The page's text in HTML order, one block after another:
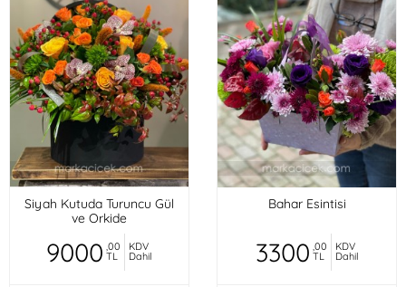
Siyah Kutuda Turuncu Gül
ve Orkide
9000 ,00
TL
KDV
Dahil
Bahar Esintisi
3300 ,00
TL
KDV
Dahil